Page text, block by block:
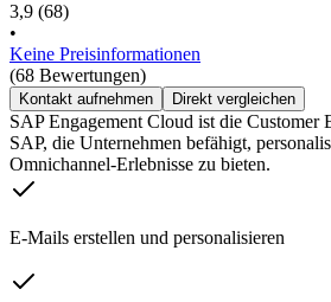
3,9 (68)
•
Keine Preisinformationen
(68 Bewertungen)
Kontakt aufnehmen Direkt vergleichen
SAP Engagement Cloud ist die Customer
SAP, die Unternehmen befähigt,
Omnichannel-Erlebnisse zu bieten.
E-Mails erstellen und personalisieren